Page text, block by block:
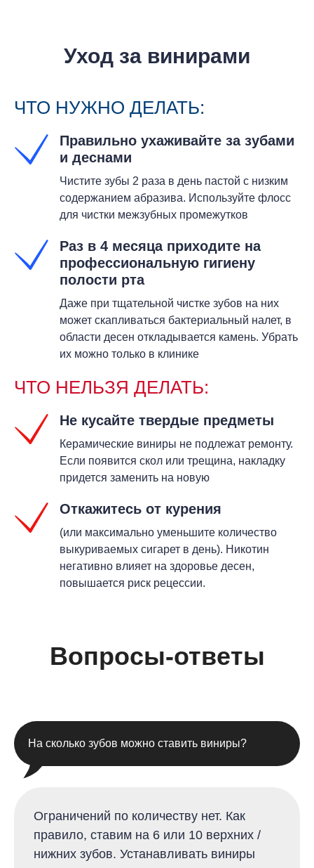
Уход за винирами
ЧТО НУЖНО ДЕЛАТЬ:
Правильно ухаживайте за зубами
и деснами
Чистите зубы 2 раза в день пастой с низким
содержанием абразива. Используйте флосс
для чистки межзубных промежутков
Раз в 4 месяца приходите на
профессиональную гигиену
полости рта
Даже при тщательной чистке зубов на них
может скапливаться бактериальный налет, в
области десен откладывается камень. Убрать
их можно только в клинике
ЧТО НЕЛЬЗЯ ДЕЛАТЬ:
Не кусайте твердые предметы
Керамические виниры не подлежат ремонту.
Если появится скол или трещина, накладку
придется заменить на новую
Откажитесь от курения
(или максимально уменьшите количество
выкуриваемых сигарет в день). Никотин
негативно влияет на здоровье десен,
повышается риск рецессии.
Вопросы-ответы
На сколько зубов можно ставить виниры?
Ограничений по количеству нет. Как
правило, ставим на 6 или 10 верхних /
нижних зубов. Устанавливать виниры